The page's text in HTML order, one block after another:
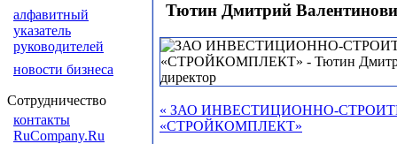
алфавитный
указатель
руководителей
новости бизнеса
Сотрудничество
контакты
RuCompany.Ru
Тютин Дмитрий
« ЗАО ИНВЕСТИЦИОННО-
«СТРОЙКОМПЛЕКТ»